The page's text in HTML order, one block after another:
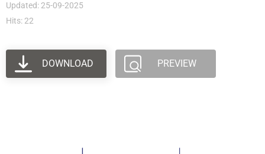
Updated: 25-09-2025
Hits: 22
DOWNLOAD PREVIEW